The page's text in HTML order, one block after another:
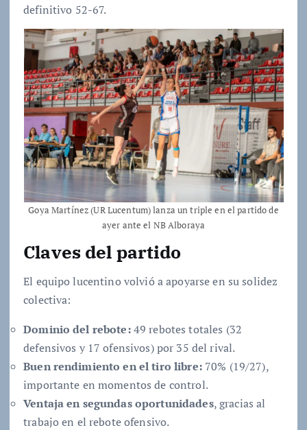
definitivo 52-67.
Goya Martínez (UR Lucentum) lanza un triple en el partido de
ayer ante el NB Alboraya
Claves del partido
El equipo lucentino volvió a apoyarse en su solidez
colectiva:
Dominio del rebote:49 rebotes totales (32
defensivos y 17 ofensivos) por 35 del rival.
Buen rendimiento en el tiro libre:70% (19/27),
importante en momentos de control.
Ventaja en segundas oportunidades, gracias al
trabajo en el rebote ofensivo.